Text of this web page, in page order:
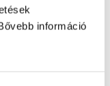
információ